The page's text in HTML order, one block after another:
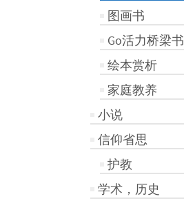
图画书
Go活力桥梁书
绘本赏析
家庭教养
小说
信仰省思
护教
学术，历史